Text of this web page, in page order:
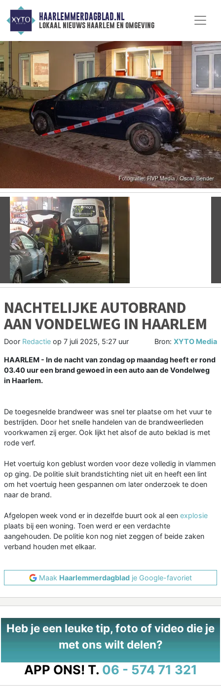
HAARLEMMERDAGBLAD.NL
lokaal nieuws haarlem en omgeving
Vorige
NACHTELIJKE AUTOBRAND
AAN VONDELWEG IN HAARLEM
Door Redactie op 7 juli 2025, 5:27 uur Bron: XYTO Media
HAARLEM - In de nacht van zondag op maandag heeft er rond
03.40 uur een brand gewoed in een auto aan de Vondelweg
in Haarlem.
De toegesnelde brandweer was snel ter plaatse om het vuur te
bestrijden. Door het snelle handelen van de brandweerlieden
voorkwamen zij erger. Ook lijkt het alsof de auto beklad is met
rode verf.
Het voertuig kon geblust worden voor deze volledig in vlammen
op ging. De politie sluit brandstichting niet uit en heeft een lint
om het voertuig heen gespannen om later onderzoek te doen
naar de brand.
Afgelopen week vond er in dezelfde buurt ook al een explosie
plaats bij een woning. Toen werd er een verdachte
aangehouden. De politie kon nog niet zeggen of beide zaken
verband houden met elkaar.
Maak Haarlemmerdagblad je Google-favoriet
Heb je een leuke tip, foto of video die je
met ons wilt delen?
APP ONS! T. 06 - 574 71 321